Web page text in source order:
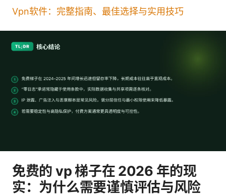
Vpn软件：完整指南、最佳选择与实用技巧
免费的 vp 梯子在 2026 年的现
实：为什么需要谨慎评估与风险